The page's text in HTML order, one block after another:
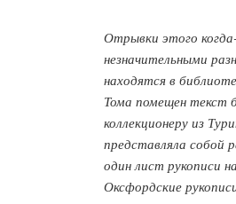
Отрывки этого
незначительными
находятся в
Тома помещен текст
коллекционеру из
представляла собой
один лист рукописи
Оксфордские